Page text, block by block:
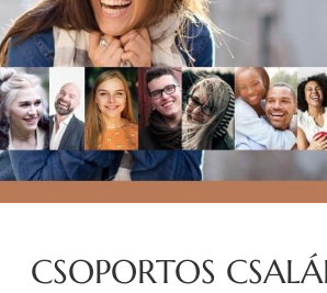
CSOPORTOS